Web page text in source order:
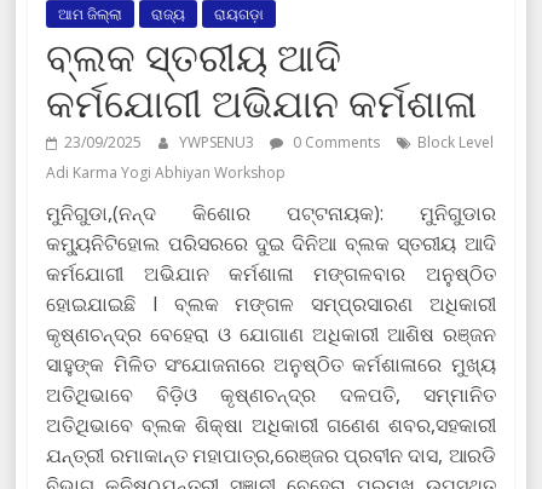
ଆମ ଜିଲ୍ଲା ରାଜ୍ୟ ରାୟଗଡ଼ା
ବ୍ଲକ ସ୍ତରୀୟ ଆଦି
କର୍ମଯୋଗୀ ଅଭିଯାନ କର୍ମଶାଳା
23/09/2025 YWPSENU3 0 Comments
Block Level
Adi Karma Yogi Abhiyan Workshop
ମୁନିଗୁଡା,(ନନ୍ଦ କିଶୋର ପଟ୍ଟନାୟକ): ମୁନିଗୁଡାର
କମ୍ୟୁନିଟିହୋଲ ପରିସରରେ ଦୁଇ ଦିନିଆ ବ୍ଲକ ସ୍ତରୀୟ ଆଦି
କର୍ମଯୋଗୀ ଅଭିଯାନ କର୍ମଶାଳା ମଙ୍ଗଳବାର ଅନୁଷ୍ଠିତ
ହୋଇଯାଇଛି l ବ୍ଲକ ମଙ୍ଗଳ ସମ୍ପ୍ରସାରଣ ଅଧିକାରୀ
କୃଷ୍ଣଚନ୍ଦ୍ର ବେହେରା ଓ ଯୋଗାଣ ଅଧିକାରୀ ଆଶିଷ ରଞ୍ଜନ
ସାହୁଙ୍କ ମିଳିତ ସଂଯୋଜନାରେ ଅନୁଷ୍ଠିତ କର୍ମଶାଳାରେ ମୁଖ୍ୟ
ଅତିଥିଭାବେ ବିଡ଼ିଓ କୃଷ୍ଣଚନ୍ଦ୍ର ଦଳପତି, ସମ୍ମାନିତ
ଅତିଥିଭାବେ ବ୍ଲକ ଶିକ୍ଷା ଅଧିକାରୀ ଗଣେଶ ଶବର,ସହକାରୀ
ଯନ୍ତ୍ରୀ ରମାକାନ୍ତ ମହାପାତ୍ର,ରେଞ୍ଜର ପ୍ରବୀନ ଦାସ, ଆରଡି